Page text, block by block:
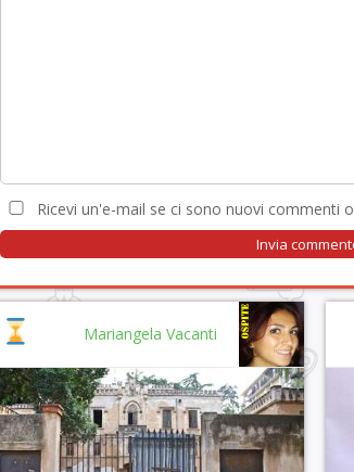
Ricevi un'e-mail se ci sono nuovi commenti o
Mariangela Vacanti